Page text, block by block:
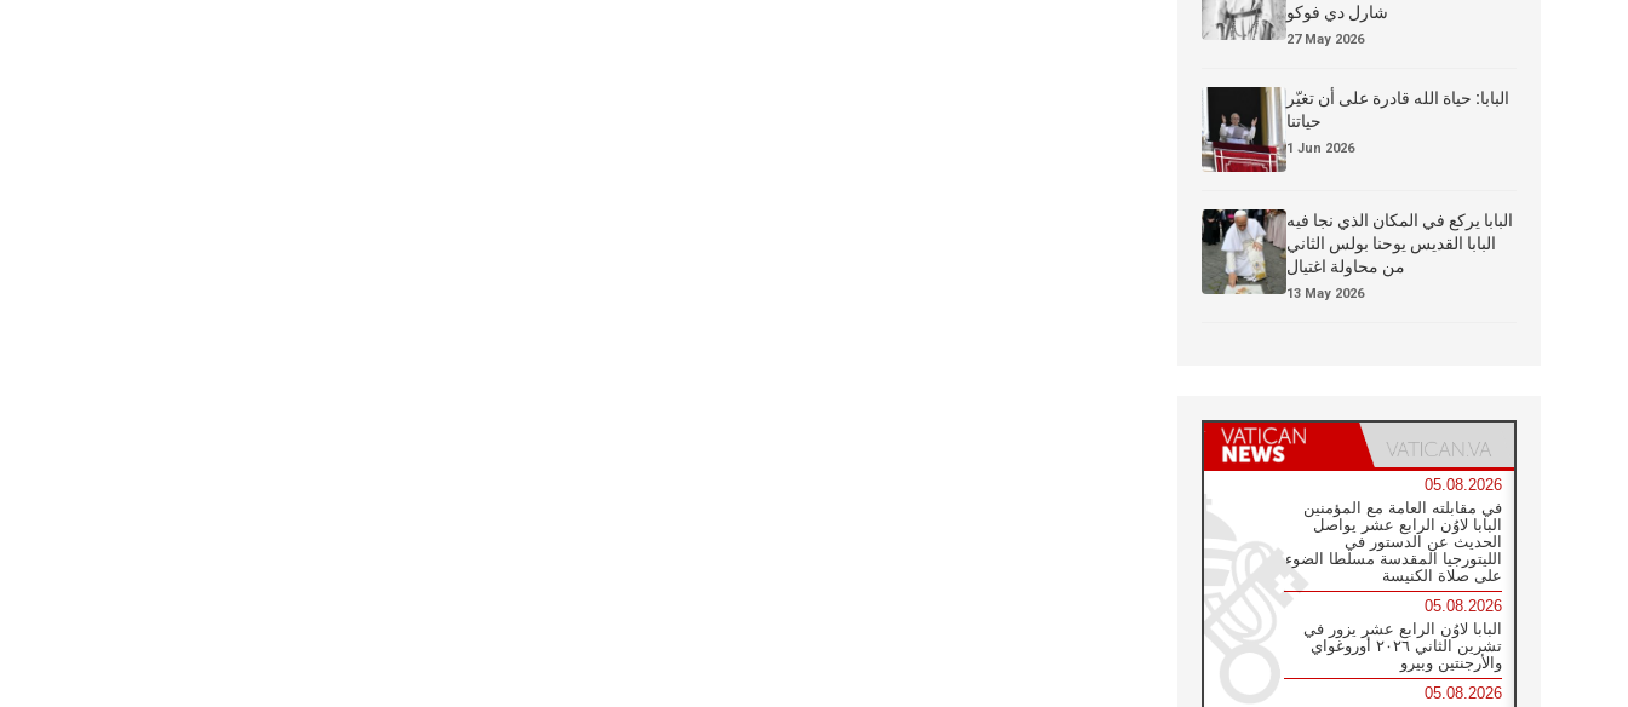
شارل دي فوكو
27 May 2026
البابا: حياة الله قادرة على أن تغيّر
حياتنا
1 Jun 2026
البابا يركع في المكان الذي نجا فيه
البابا القديس يوحنا بولس الثاني
من محاولة اغتيال
13 May 2026
05.08.2026
في مقابلته العامة مع المؤمنين
البابا لاوُن الرابع عشر يواصل
الحديث عن الدستور في
الليتورجيا المقدسة مسلطا الضوء
على صلاة الكنيسة
05.08.2026
البابا لاوُن الرابع عشر يزور في
تشرين الثاني ٢٠٢٦ أوروغواي
والأرجنتين وبيرو
05.08.2026